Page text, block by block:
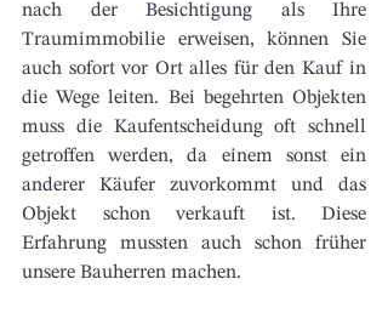
nach der Besichtigung als Ihre
Traumimmobilie erweisen, können Sie
auch sofort vor Ort alles für den Kauf in
die Wege leiten. Bei begehrten Objekten
muss die Kaufentscheidung oft schnell
getroffen werden, da einem sonst ein
anderer Käufer zuvorkommt und das
Objekt schon verkauft ist. Diese
Erfahrung mussten auch schon früher
unsere Bauherren machen.